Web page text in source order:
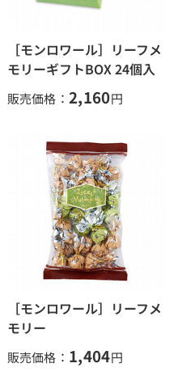
［モンロワール］リーフメ
モリーギフトBOX 24個入
販売価格： 2,160円
［モンロワール］リーフメ
モリー
販売価格： 1,404円